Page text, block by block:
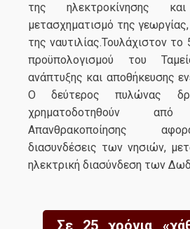
της ηλεκτροκίνησης
μετασχηματισμό της
της ναυτιλίας.Τουλάχιστον το
προϋπολογισμού του
ανάπτυξης και αποθήκευσης
Ο δεύτερος πυλώνας
χρηματοδοτηθούν
Απανθρακοποίησης
διασυνδέσεις των νησιών,
ηλεκτρική διασύνδεση των
Σε 25 χρόνια